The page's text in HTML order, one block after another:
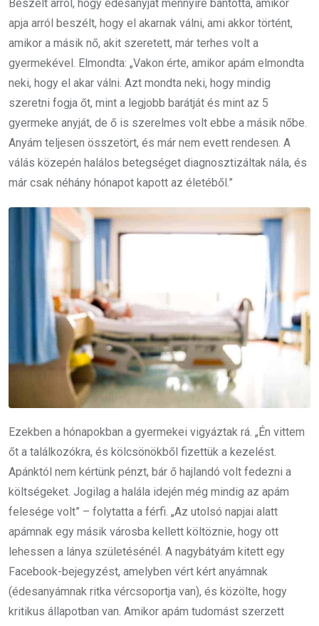
Beszélt arról, hogy édesanyját mennyire bántotta, amikor
apja arról beszélt, hogy el akarnak válni, ami akkor történt,
amikor a másik nő, akit szeretett, már terhes volt a
gyermekével. Elmondta: „Vakon érte, amikor apám elmondta
neki, hogy el akar válni. Azt mondta neki, hogy mindig
szeretni fogja őt, mint a legjobb barátját és mint az 5
gyermeke anyját, de ő is szerelmes volt ebbe a másik nőbe.
Anyám teljesen összetört, és már nem evett rendesen. A
válás közepén halálos betegséget diagnosztizáltak nála, és
már csak néhány hónapot kapott az életéből.”
Ezekben a hónapokban a gyermekei vigyáztak rá. „Én vittem
őt a találkozókra, és kölcsönökből fizettük a kezelést.
Apánktól nem kértünk pénzt, bár ő hajlandó volt fedezni a
költségeket. Jogilag a halála idején még mindig az apám
felesége volt” – folytatta a férfi. „Az utolsó napjai alatt
apámnak egy másik városba kellett költöznie, hogy ott
lehessen a lánya születésénél. A nagybátyám kitett egy
Facebook-bejegyzést, amelyben vért kért anyámnak
(édesanyámnak ritka vércsoportja van), és közölte, hogy
kritikus állapotban van. Amikor apám tudomást szerzett